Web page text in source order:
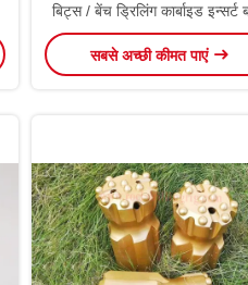
बिट्स / बेंच ड्रिलिंग कार्बाइड इन्सर्ट
बिट
सबसे अच्छी कीमत पाएं